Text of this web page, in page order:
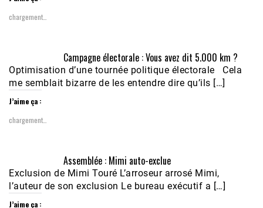
chargement…
Campagne électorale : Vous avez dit 5.000 km ?
Optimisation d’une tournée politique électorale Cela
me semblait bizarre de les entendre dire qu’ils […]
J’aime ça :
chargement…
Assemblée : Mimi auto-exclue
Exclusion de Mimi Touré L’arroseur arrosé Mimi,
l’auteur de son exclusion Le bureau exécutif a […]
J’aime ça :